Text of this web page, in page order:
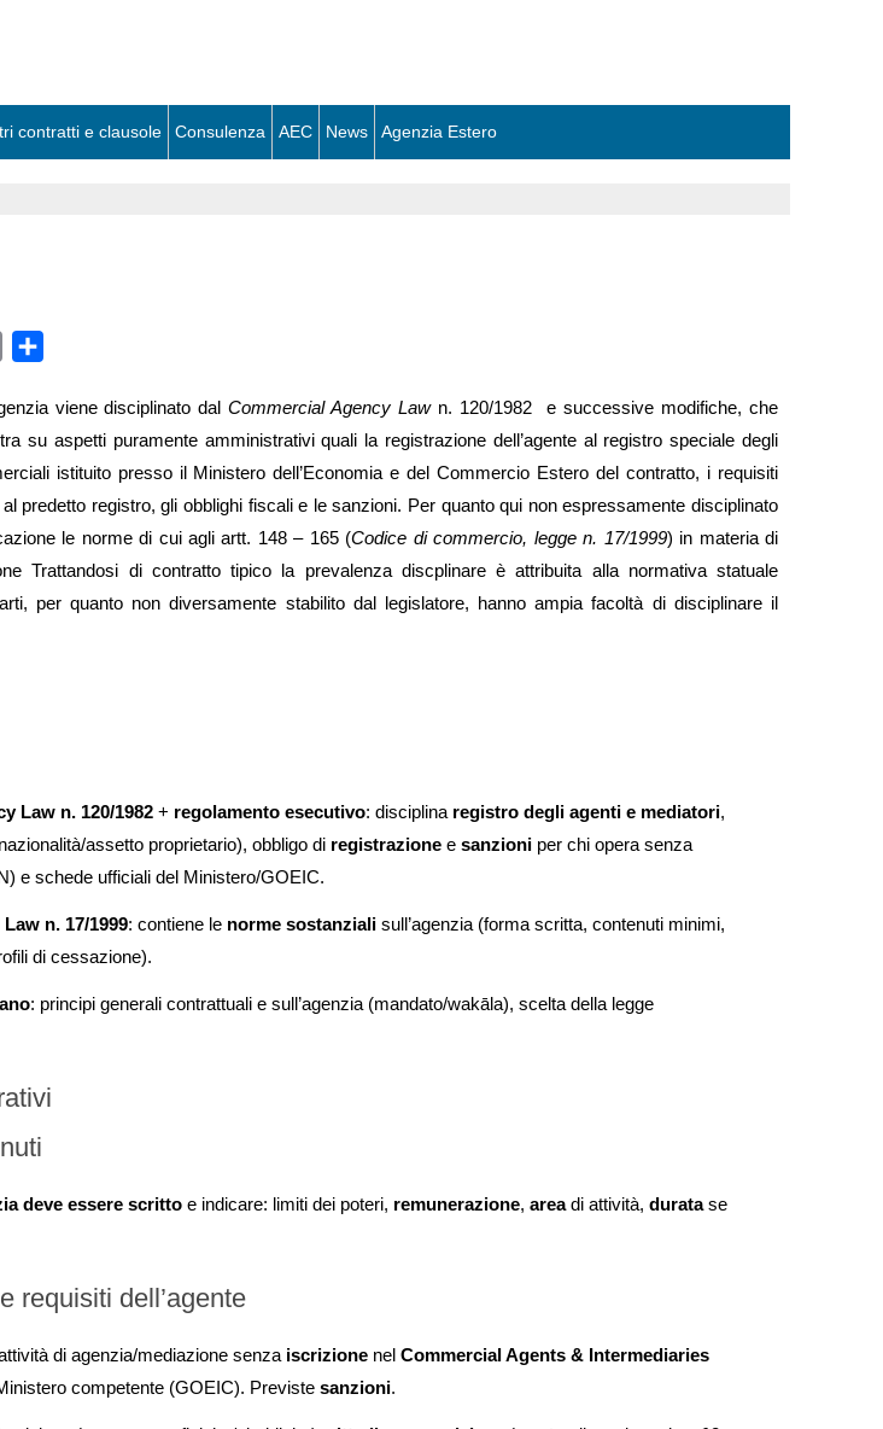
contratti e clausole Consulenza AEC News Agenzia Estero
Print
viene disciplinato dalCommercial Agency Lawn. 120/1982 e successive modifiche, che
su aspetti puramente amministrativi quali la registrazione dell’agente al registro speciale degli
istituito presso il Ministero dell’Economia e del Commercio Estero del contratto, i requisiti
predetto registro, gli obblighi fiscali e le sanzioni. Per quanto qui non espressamente disciplinato
le norme di cui agli artt. 148 – 165 (Codice di commercio, legge n. 17/1999) in materia di
Trattandosi di contratto tipico la prevalenza discplinare è attribuita alla normativa statuale
per quanto non diversamente stabilito dal legislatore, hanno ampia facoltà di disciplinare il
Law n. 120/1982 + regolamento esecutivo: disciplina registro degli agenti e mediatori,
assetto proprietario), obbligo di registrazione esanzioni per chi opera senza
e schede ufficiali del Ministero/GOEIC.
n. 17/1999: contiene le norme sostanziali sull’agenzia (forma scritta, contenuti minimi,
di cessazione).
: principi generali contrattuali e sull’agenzia (mandato/wakāla), scelta della legge
deve essere scritto e indicare: limiti dei poteri, remunerazione,areadi attività,duratase
requisiti dell’agente
di agenzia/mediazione senza iscrizione nelCommercial Agents & Intermediaries
competente (GOEIC). Previstesanzioni.